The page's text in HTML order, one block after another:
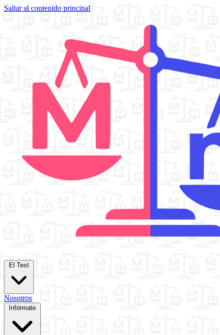
Saltar al contenido principal
Nosotros